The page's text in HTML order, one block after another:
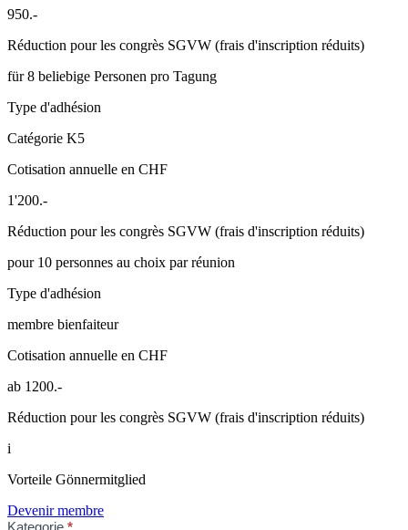
950.-
Réduction pour les congrès SGVW (frais d'inscription réduits)
für 8 beliebige Personen pro Tagung
Type d'adhésion
Catégorie K5
Cotisation annuelle en CHF
1'200.-
Réduction pour les congrès SGVW (frais d'inscription réduits)
pour 10 personnes au choix par réunion
Type d'adhésion
membre bienfaiteur
Cotisation annuelle en CHF
ab 1200.-
Réduction pour les congrès SGVW (frais d'inscription réduits)
i
Vorteile Gönnermitglied
Devenir membre
Neues
Kategorie *